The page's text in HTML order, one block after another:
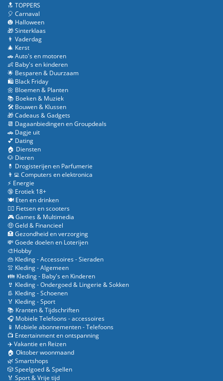
🔝 TOPPERS
🎈 Carnaval
🎃 Halloween
🎁 Sinterklaas
👨 Vaderdag
🎄 Kerst
🚗 Auto's en motoren
👶 Baby's en kinderen
🌟 Besparen & Duurzaam
🛍️ Black Friday
🌼 Bloemen & Planten
📚 Boeken & Muziek
🛠️ Bouwen & Klussen
🎁 Cadeaus & Gadgets
📆 Dagaanbiedingen en Groupdeals
🚗 Dagje uit
💕 Dating
🏠 Diensten
🐶 Dieren
💊 Drogisterijen en Parfumerie
👨‍💻 Computers en elektronica
⚡ Energie
🔞 Erotiek 18+
🍽️ Eten en drinken
🚴‍♂️ Fietsen en scooters
🎮 Games & Multimedia
🤑 Geld & Financieel
🏥 Gezondheid en verzorging
💸 Goede doelen en Loterijen
🎨Hobby
👜 Kleding - Accessoires - Sieraden
👚 Kleding - Algemeen
👪 Kleding - Baby's en Kinderen
👙 Kleding - Ondergoed & Lingerie & Sokken
👢 Kleding - Schoenen
🏅 Kleding - Sport
📚 Kranten & Tijdschriften
🎧 Mobiele Telefoons - accessoires
📱 Mobiele abonnementen - Telefoons
📺 Entertainment en ontspanning
✈️ Vakantie en Reizen
🏠 Oktober woonmaand
🌿 Smartshops
🎲 Speelgoed & Spellen
🏅 Sport & Vrije tijd